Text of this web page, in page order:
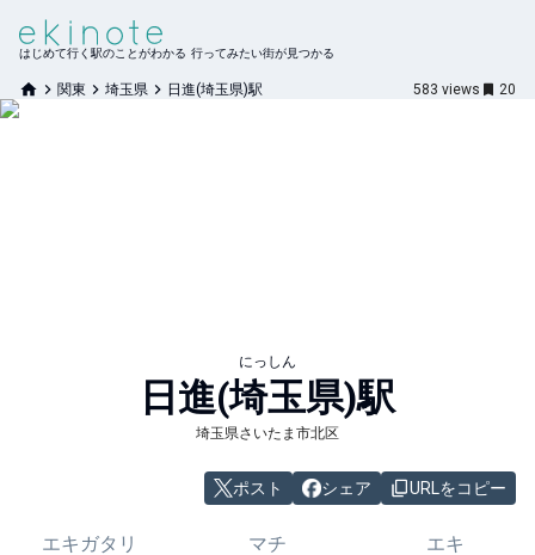
はじめて行く駅のことがわかる 行ってみたい街が見つかる
関東 埼玉県 日進(埼玉県)駅 583 views 20
にっしん
日進(埼玉県)駅
埼玉県さいたま市北区
ポスト シェア URLをコピー
エキガタリ マチ エキ